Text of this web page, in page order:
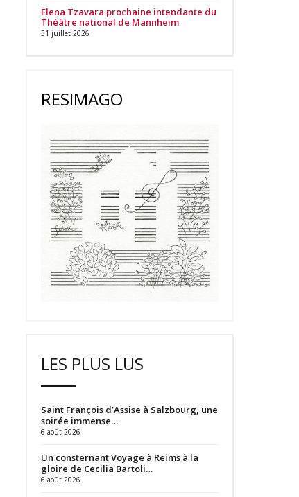
Elena Tzavara prochaine intendante du
Théâtre national de Mannheim
31 juillet 2026
RESIMAGO
LES PLUS LUS
Saint François d’Assise à Salzbourg, une
soirée immense…
6 août 2026
Un consternant Voyage à Reims à la
gloire de Cecilia Bartoli…
6 août 2026